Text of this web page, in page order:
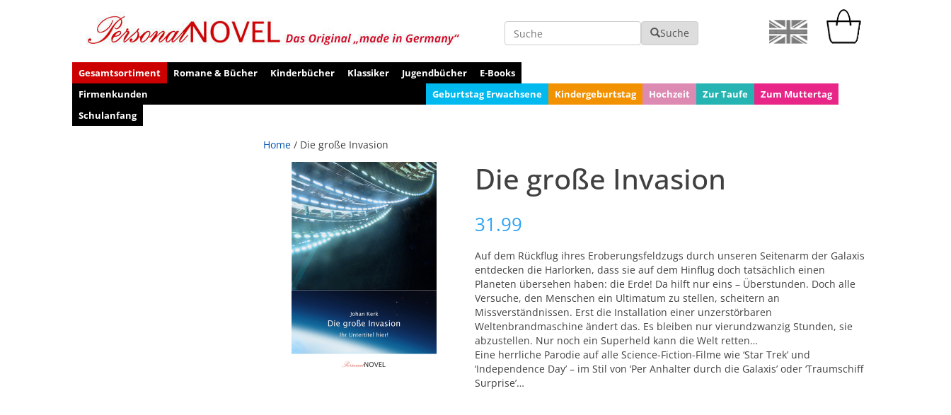
Suche Suche
Gesamtsortiment Romane & Bücher Kinderbücher Klassiker Jugendbücher
E-Books
Firmenkunden
Geburtstag Erwachsene Kindergeburtstag Hochzeit Zur Taufe
Zum Muttertag
Schulanfang
Home / Die große Invasion
Die große Invasion
31.99
Auf dem Rückflug ihres Eroberungsfeldzugs durch unseren Seitenarm der Galaxis
entdecken die Harlorken, dass sie auf dem Hinflug doch tatsächlich einen
Planeten übersehen haben: die Erde! Da hilft nur eins – Überstunden. Doch alle
Versuche, den Menschen ein Ultimatum zu stellen, scheitern an
Missverständnissen. Erst die Installation einer unzerstörbaren
Weltenbrandmaschine ändert das. Es bleiben nur vierundzwanzig Stunden, sie
abzustellen. Nur noch ein Superheld kann die Welt retten…
Eine herrliche Parodie auf alle Science-Fiction-Filme wie ‘Star Trek’ und
‘Independence Day’ – im Stil von ‘Per Anhalter durch die Galaxis’ oder ‘Traumschiff
Surprise’…